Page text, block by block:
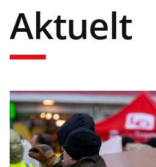
Aktuelt